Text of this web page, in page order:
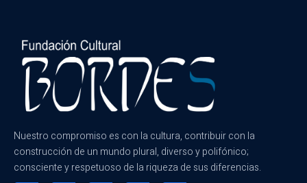
Nuestro compromiso es con la cultura, contribuir con la
construcción de un mundo plural, diverso y polifónico;
consciente y respetuoso de la riqueza de sus diferencias.